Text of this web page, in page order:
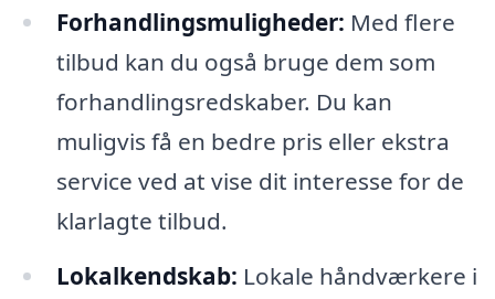
Forhandlingsmuligheder: Med flere
tilbud kan du også bruge dem som
forhandlingsredskaber. Du kan
muligvis få en bedre pris eller ekstra
service ved at vise dit interesse for de
klarlagte tilbud.
Lokalkendskab: Lokale håndværkere i